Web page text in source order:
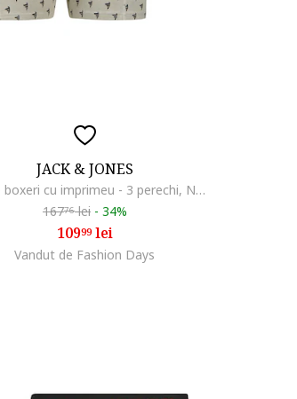
JACK & JONES
Set de boxeri cu imprimeu - 3 perechi, Negru/Albastru petrol/Bej deschis
16776lei - 34%
10999lei
Vandut de Fashion Days